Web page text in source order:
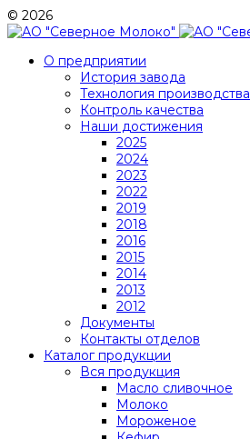
© 2026
О предприятии
История завода
Технология производства
Контроль качества
Наши достижения
2025
2024
2023
2022
2019
2018
2016
2015
2014
2013
2012
Документы
Контакты отделов
Каталог продукции
Вся продукция
Масло сливочное
Молоко
Мороженое